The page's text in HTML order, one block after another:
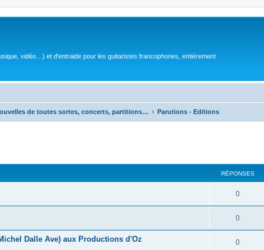
vidéo…) et d'entraide pour les guitaristes francophones, entièrement
de toutes sortes, concerts, partitions… Parutions - Editions
RÉPONSES
0R
é
o
0R
é
Dalle Ave) aux Productions d'Oz 0R